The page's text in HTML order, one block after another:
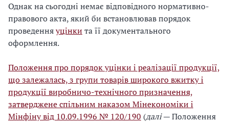
Однак на сьогодні немає відповідного нормативно-
правового акта, який би встановлював порядок
проведенняуцінки та її документального
оформлення.
Положення про порядок уцінки і реалізації продукції,
що залежалась, з групи товарів широкого вжитку і
продукції виробничо-технічного призначення,
затверджене спільним наказом Мінекономіки і
Мінфіну від 10.09.1996 № 120/190 (далі— Положення